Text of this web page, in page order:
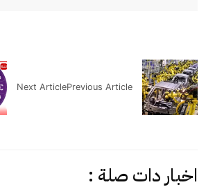
Previous Article
Next Article
اخبار دات صلة :